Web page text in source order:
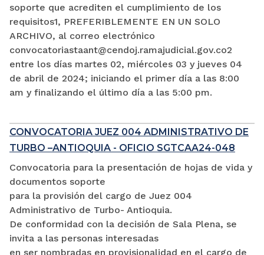
soporte que acrediten el cumplimiento de los
requisitos1, PREFERIBLEMENTE EN UN SOLO
ARCHIVO, al correo electrónico
convocatoriastaant@cendoj.ramajudicial.gov.co2
entre los días martes 02, miércoles 03 y jueves 04
de abril de 2024; iniciando el primer día a las 8:00
am y finalizando el último día a las 5:00 pm.
CONVOCATORIA JUEZ 004 ADMINISTRATIVO DE
TURBO –ANTIOQUIA - OFICIO SGTCAA24-048
Convocatoria para la presentación de hojas de vida y
documentos soporte
para la provisión del cargo de Juez 004
Administrativo de Turbo- Antioquia.
De conformidad con la decisión de Sala Plena, se
invita a las personas interesadas
en ser nombradas en provisionalidad en el cargo de